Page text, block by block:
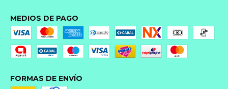
MEDIOS DE PAGO
FORMAS DE ENVÍO